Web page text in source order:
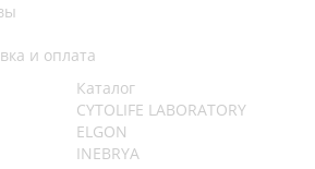
и оплата
Каталог
CYTOLIFE LABORATORY
ELGON
INEBRYA